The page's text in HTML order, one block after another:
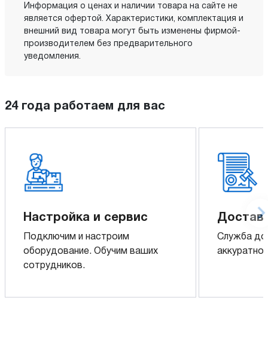
Информация о ценах и наличии товара на сайте не
является офертой. Характеристики, комплектация и
внешний вид товара могут быть изменены фирмой-
производителем без предварительного
уведомления.
24 года работаем для вас
Настройка и сервис
Подключим и настроим
оборудование. Обучим ваших
сотрудников.
Служба
аккуратно